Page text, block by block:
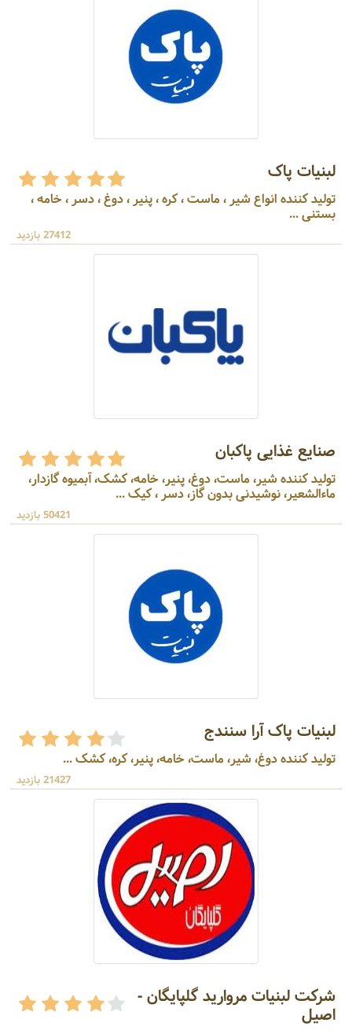
لبنیات پاک
تولید کننده انواع شیر ، ماست ، کره ، پنیر ، دوغ ، دسر ، خامه ،
بستنی ...
27412 بازدید
صنایع غذایی پاکبان
تولید کننده شیر، ماست، دوغ، پنیر، خامه، کشک، آبمیوه گازدار،
ماءالشعیر، نوشیدنی بدون گاز، دسر ، کیک ...
50421 بازدید
لبنیات پاک آرا سنندج
تولید کننده دوغ، شیر، ماست، خامه، پنیر، کره، کشک ...
21427 بازدید
شرکت لبنیات مروارید گلپایگان -
اصیل